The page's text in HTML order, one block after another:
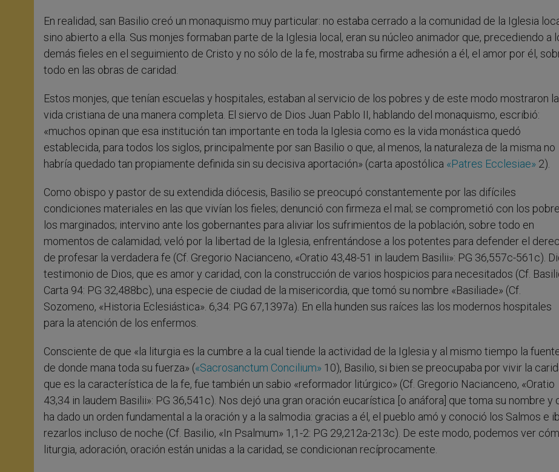
En realidad, san Basilio creó un monaquismo muy particular: no estaba cerrado a la comunidad de la Iglesia
sino abierto a ella. Sus monjes formaban parte de la Iglesia local, eran su núcleo animador que, precediendo a
demás fieles en el seguimiento de Cristo y no sólo de la fe, mostraba su firme adhesión a él, el amor por él,
todo en las obras de caridad.
Estos monjes, que tenían escuelas y hospitales, estaban al servicio de los pobres y de este modo mostraron la
vida cristiana de una manera completa. El siervo de Dios Juan Pablo II, hablando del monaquismo, escribió:
«muchos opinan que esa institución tan importante en toda la Iglesia como es la vida monástica quedó
establecida, para todos los siglos, principalmente por san Basilio o que, al menos, la naturaleza de la misma no
habría quedado tan propiamente definida sin su decisiva aportación» (carta apostólica «Patres Ecclesiae» 2).
Como obispo y pastor de su extendida diócesis, Basilio se preocupó constantemente por las difíciles
condiciones materiales en las que vivían los fieles; denunció con firmeza el mal; se comprometió con los
los marginados; intervino ante los gobernantes para aliviar los sufrimientos de la población, sobre todo en
momentos de calamidad; veló por la libertad de la Iglesia, enfrentándose a los potentes para defender el
de profesar la verdadera fe (Cf. Gregorio Nacianceno, «Oratio 43,48-51 in laudem Basilii»: PG 36,557c-561c).
testimonio de Dios, que es amor y caridad, con la construcción de varios hospicios para necesitados (Cf.
Carta 94: PG 32,488bc), una especie de ciudad de la misericordia, que tomó su nombre «Basiliade» (Cf.
Sozomeno, «Historia Eclesiástica». 6,34: PG 67,1397a). En ella hunden sus raíces las los modernos hospitales
para la atención de los enfermos.
Consciente de que «la liturgia es la cumbre a la cual tiende la actividad de la Iglesia y al mismo tiempo la
de donde mana toda su fuerza» («Sacrosanctum Concilium» 10), Basilio, si bien se preocupaba por vivir la
que es la característica de la fe, fue también un sabio «reformador litúrgico» (Cf. Gregorio Nacianceno, «Oratio
43,34 in laudem Basilii»: PG 36,541c). Nos dejó una gran oración eucarística [o anáfora] que toma su nombre y
ha dado un orden fundamental a la oración y a la salmodia: gracias a él, el pueblo amó y conoció los Salmos e
rezarlos incluso de noche (Cf. Basilio, «In Psalmum» 1,1-2: PG 29,212a-213c). De este modo, podemos ver
liturgia, adoración, oración están unidas a la caridad, se condicionan recíprocamente.